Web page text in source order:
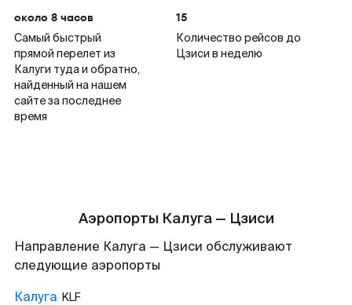
около 8 часов
Самый быстрый
прямой перелет из
Калуги туда и обратно,
найденный на нашем
сайте за последнее
время
15
Количество рейсов до
Цзиси в неделю
Аэропорты Калуга — Цзиси
Направление Калуга — Цзиси обслуживают
следующие аэропорты
Калуга KLF